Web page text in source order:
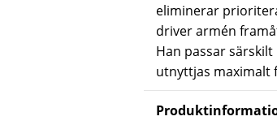
eliminerar
driver armén
Han passar
utnyttjas maximalt